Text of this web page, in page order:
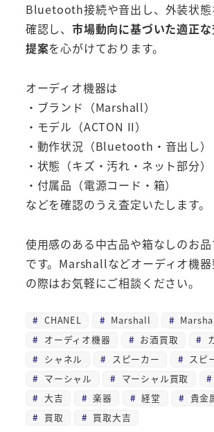
Bluetooth接続や音出し、外装状態
確認し、 市場動向に基づいた適正
提案を心がけております。
オーディオ機器は
・ブランド（Marshall）
・モデル（ACTON II）
・動作状況（Bluetooth・音出し）
・状態（キズ・汚れ・ネット部分）
・付属品（電源コード・箱）
などを確認のうえ査定いたします。
使用感のある中古品や箱なしのお
です。Marshallなどオーディオ機
の際はお気軽にご相談ください。
CHANEL Marshall
オーディオ機器
お酒買取
シャネル
スピーカー
スピ
マーシャル
マーシャル買取
大吉
楽器 経堂
貴金
買取
買取大吉